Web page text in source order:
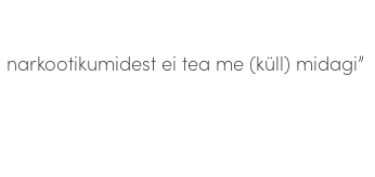
ei tea me (küll) midagi”